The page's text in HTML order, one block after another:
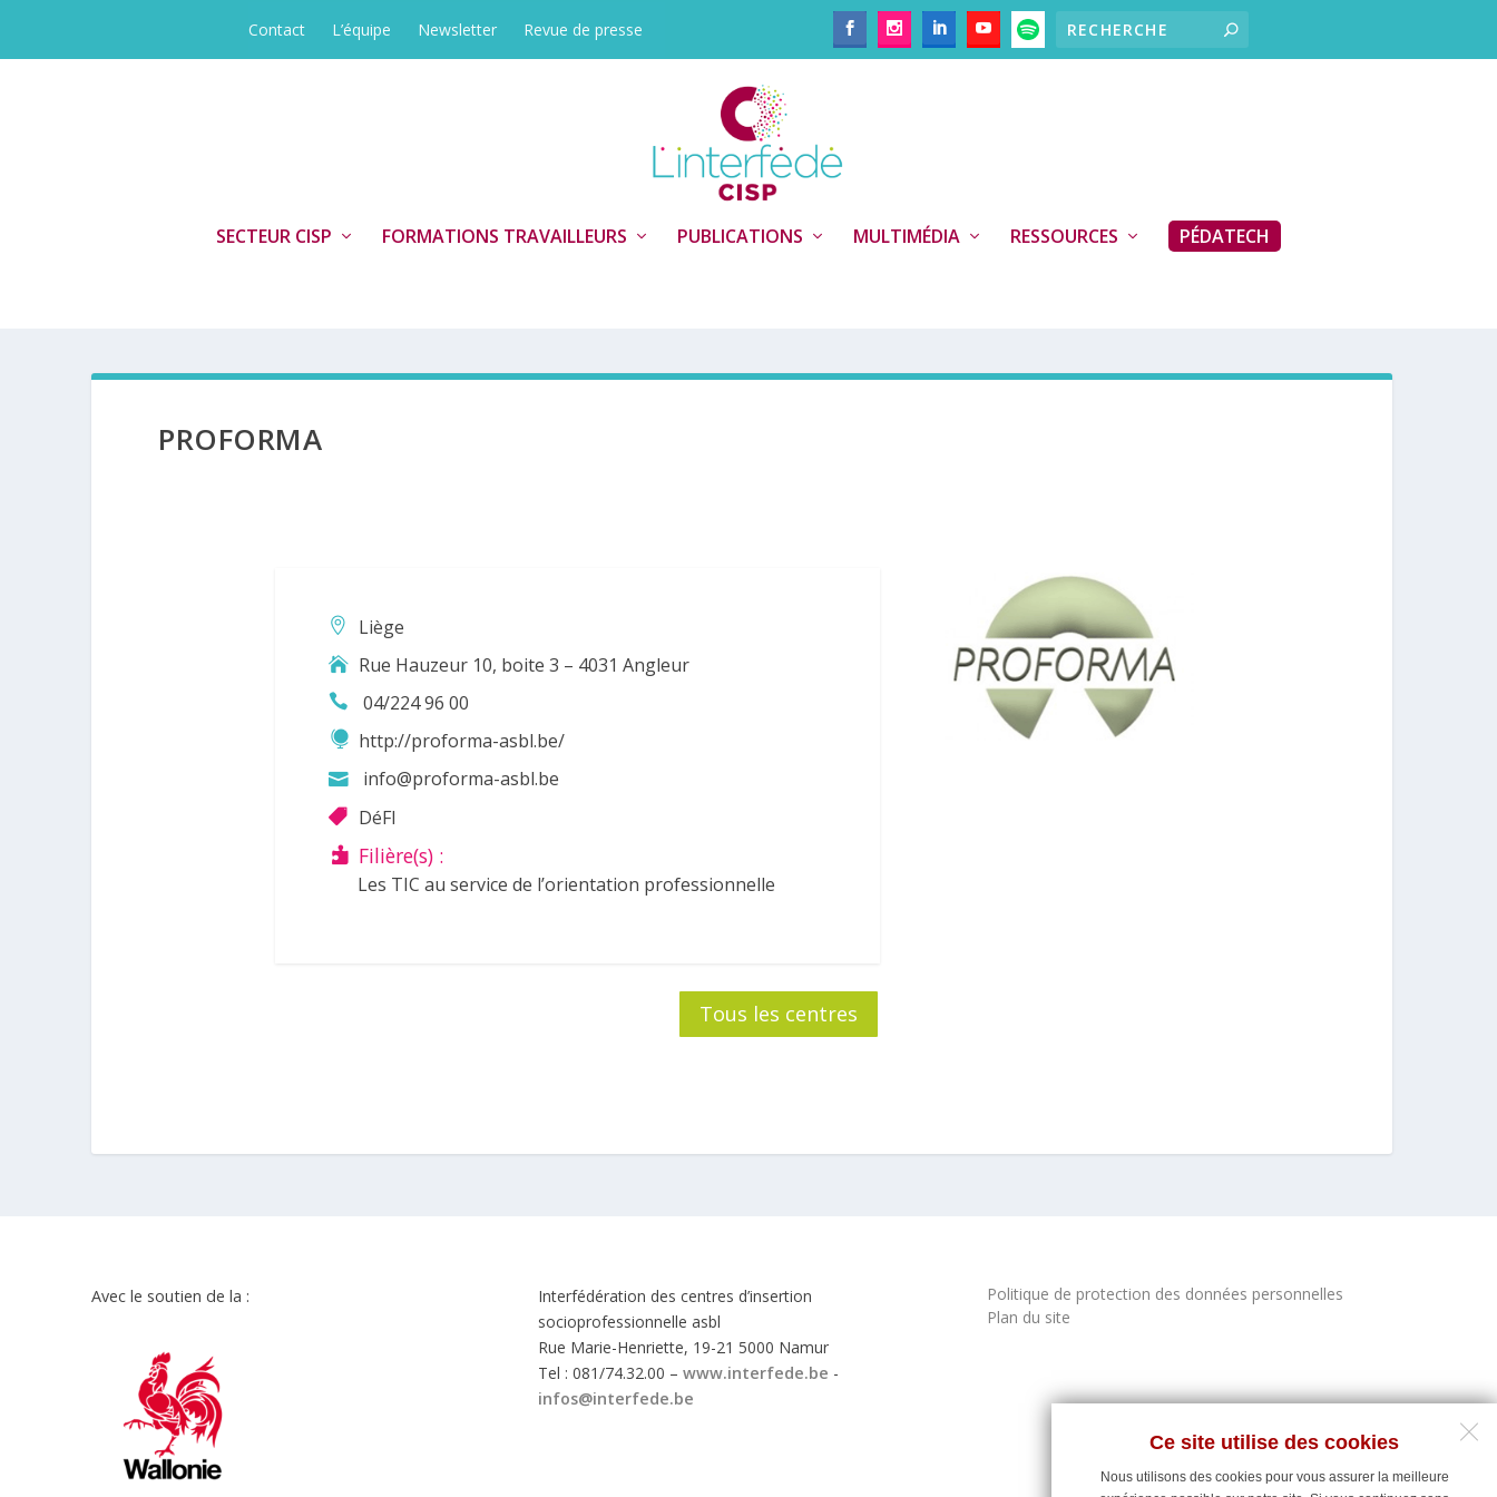
Ce site utilise des cookies
Nous utilisons des cookies pour vous assurer la meilleure
Contact L’équipe Newsletter Revue de presse
SECTEUR CISP FORMATIONS TRAVAILLEURS PUBLICATIONS MULTIMÉDIA RESSOURCES PÉDATECH
PROFORMA
Liège
Rue Hauzeur 10, boite 3 – 4031 Angleur
04/224 96 00
http://proforma-asbl.be/
info@proforma-asbl.be
DéFI
Filière(s) :
Les TIC au service de l’orientation professionnelle
Tous les centres
Avec le soutien de la :
Interfédération des centres d’insertion
socioprofessionnelle asbl
Rue Marie-Henriette, 19-21 5000 Namur
Tel : 081/74.32.00 –www.interfede.be -
infos@interfede.be
Politique de protection des données personnelles
Plan du site